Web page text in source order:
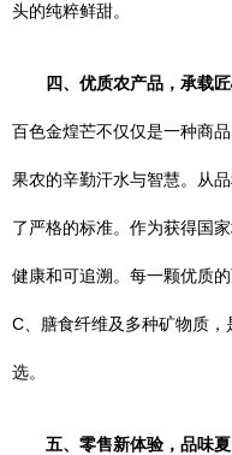
头的纯粹鲜甜。
四、优质农产品，承载
百色金煌芒不仅仅是一种商
果农的辛勤汗水与智慧。从
了严格的标准。作为获得国
健康和可追溯。每一颗优质
C、膳食纤维及多种矿物质
选。
五、零售新体验，品味